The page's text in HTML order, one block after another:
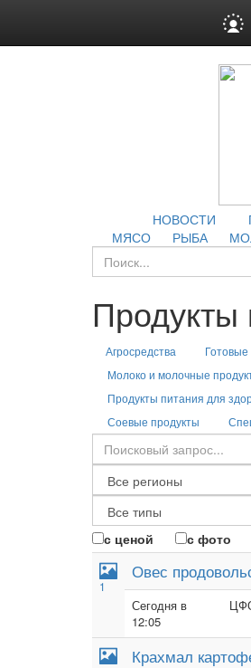
НОВОСТИ
МЯСО
РЫБА
Продукты
Агросредства Готовые
Молоко и молочные
Продукты питания для
Соевые продукты
с ценой с фото
1
Овес
Сегодня в
12:05
Крахмал